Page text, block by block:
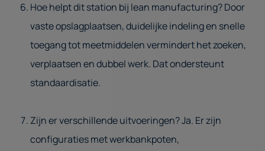
Hoe helpt dit station bij lean manufacturing? Door
vaste opslagplaatsen, duidelijke indeling en snelle
toegang tot meetmiddelen vermindert het zoeken,
verplaatsen en dubbel werk. Dat ondersteunt
standaardisatie.
Zijn er verschillende uitvoeringen? Ja. Er zijn
configuraties met werkbankpoten,